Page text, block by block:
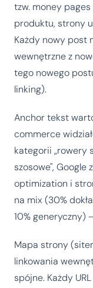
tzw. money
produktu, strony
Każdy nowy post
wewnętrzne z
tego nowego
linking).
Anchor tekst
commerce
kategorii „rowery
szosowe", Google
optimization i
na mix (30%
10% generyczny)
Mapa strony
linkowania
spójne. Każdy